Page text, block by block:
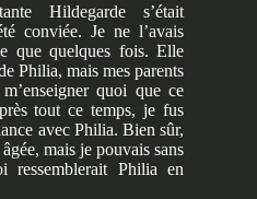
Hildegarde s’était
conviée. Je ne l’avais
que quelques fois. Elle
Philia, mais mes parents
quoi que ce
tout ce temps, je fus
avec Philia. Bien sûr,
mais je pouvais sans
ressemblerait Philia en